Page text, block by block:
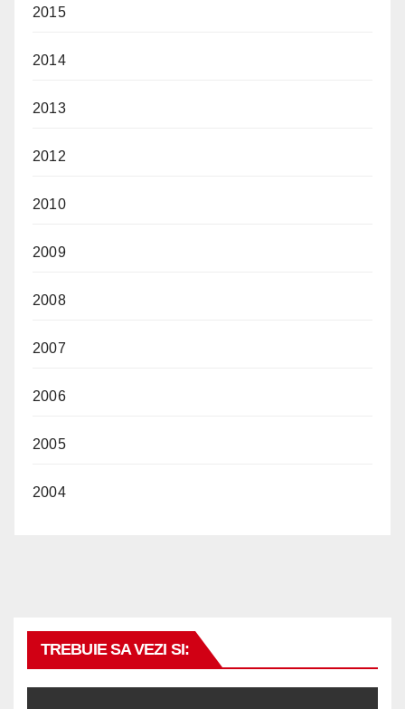
2015
2014
2013
2012
2010
2009
2008
2007
2006
2005
2004
TREBUIE SA VEZI SI: